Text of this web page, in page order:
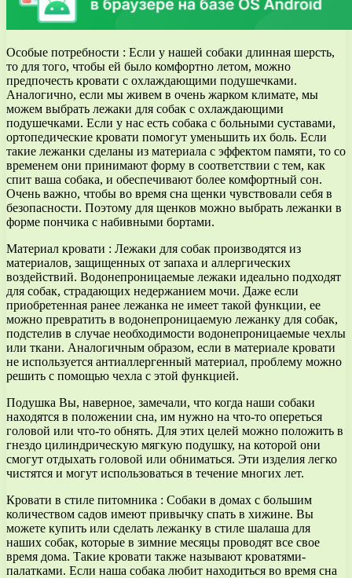
Особые потребности : Если у нашей собаки длинная шерсть,
то для того, чтобы ей было комфортно летом, можно
предпочесть кровати с охлаждающими подушечками.
Аналогично, если мы живем в очень жарком климате, мы
можем выбрать лежаки для собак с охлаждающими
подушечками. Если у нас есть собака с больными суставами,
ортопедические кровати помогут уменьшить их боль. Если
такие лежанки сделаны из материала с эффектом памяти, то со
временем они принимают форму в соответствии с тем, как
спит ваша собака, и обеспечивают более комфортный сон.
Очень важно, чтобы во время сна щенки чувствовали себя в
безопасности. Поэтому для щенков можно выбрать лежанки в
форме пончика с набивными бортами.
Материал кровати : Лежаки для собак производятся из
материалов, защищенных от запаха и аллергических
воздействий. Водонепроницаемые лежаки идеально подходят
для собак, страдающих недержанием мочи. Даже если
приобретенная ранее лежанка не имеет такой функции, ее
можно превратить в водонепроницаемую лежанку для собак,
подстелив в случае необходимости водонепроницаемые чехлы
или ткани. Аналогичным образом, если в материале кровати
не используется антиаллергенный материал, проблему можно
решить с помощью чехла с этой функцией.
Подушка Вы, наверное, замечали, что когда наши собаки
находятся в положении сна, им нужно на что-то опереться
головой или что-то обнять. Для этих целей можно положить в
гнездо цилиндрическую мягкую подушку, на которой они
смогут отдыхать головой или обниматься. Эти изделия легко
чистятся и могут использоваться в течение многих лет.
Кровати в стиле питомника : Собаки в домах с большим
количеством садов имеют привычку спать в хижине. Вы
можете купить или сделать лежанку в стиле шалаша для
наших собак, которые в зимние месяцы проводят все свое
время дома. Такие кровати также называют кроватями-
палатками. Если наша собака любит находиться во время сна